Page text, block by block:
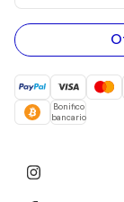
tuo
indirizzo
email
Bonifico
bancario